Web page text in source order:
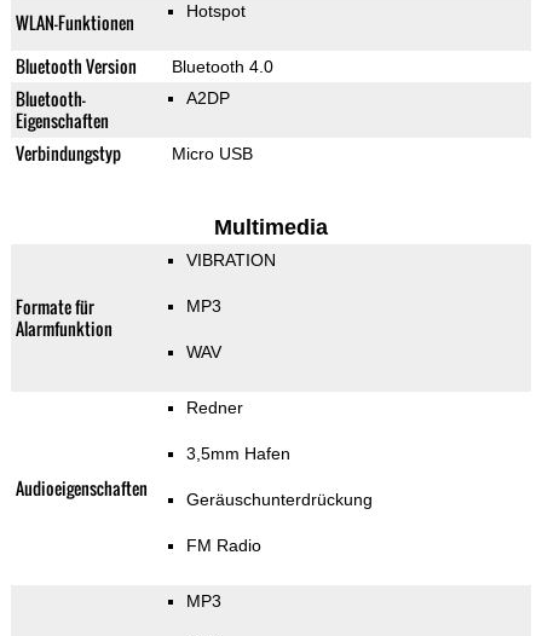
WLAN-Funktionen Hotspot
Bluetooth Version Bluetooth 4.0
Bluetooth-
Eigenschaften
A2DP
Verbindungstyp Micro USB
Multimedia
Formate für
Alarmfunktion
VIBRATION
MP3
WAV
Audioeigenschaften
Redner
3,5mm Hafen
Geräuschunterdrückung
FM Radio
MP3